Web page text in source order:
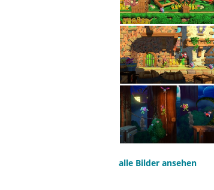
alle Bilder ansehen